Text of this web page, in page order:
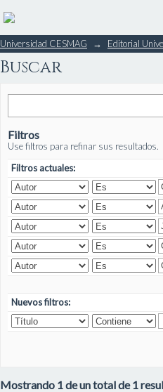
Buscar
Universidad CESMAG → Editorial
Buscar
Filtros
Use filtros para refinar sus resultados.
Filtros actuales:
Nuevos filtros:
Mostrando 1 de un total de 1